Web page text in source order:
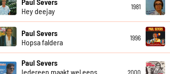
Hey deejay
1981
Paul Severs
Hopsa faldera
1996
Paul Severs
Iedereen maakt wel eens